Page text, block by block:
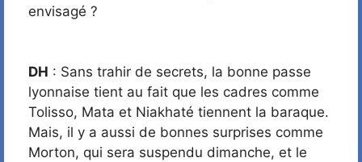
envisagé ?
DH : Sans trahir de secrets, la bonne passe
lyonnaise tient au fait que les cadres comme
Tolisso, Mata et Niakhaté tiennent la baraque.
Mais, il y a aussi de bonnes surprises comme
Morton, qui sera suspendu dimanche, et le